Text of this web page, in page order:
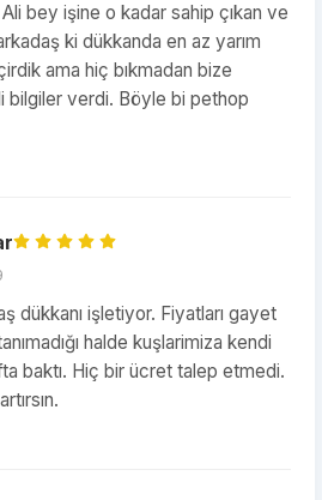
bey işine o kadar sahip çıkan ve
ki dükkanda en az yarım
ama hiç bıkmadan bize
bilgiler verdi. Böyle bi pethop
dükkanı işletiyor. Fiyatları gayet
halde kuşlarimiza kendi
baktı. Hiç bir ücret talep etmedi.